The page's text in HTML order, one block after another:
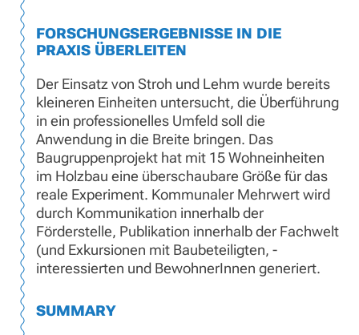
FORSCHUNGSERGEBNISSE IN DIE
PRAXIS ÜBERLEITEN
Der Einsatz von Stroh und Lehm wurde bereits
kleineren Einheiten untersucht, die Überführung
in ein professionelles Umfeld soll die
Anwendung in die Breite bringen. Das
Baugruppenprojekt hat mit 15 Wohneinheiten
im Holzbau eine überschaubare Größe für das
reale Experiment. Kommunaler Mehrwert wird
durch Kommunikation innerhalb der
Förderstelle, Publikation innerhalb der Fachwelt
(und Exkursionen mit Baubeteiligten, -
interessierten und BewohnerInnen generiert.
SUMMARY